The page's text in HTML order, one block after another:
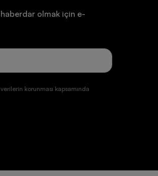
olmak için e-
korunması kapsamında